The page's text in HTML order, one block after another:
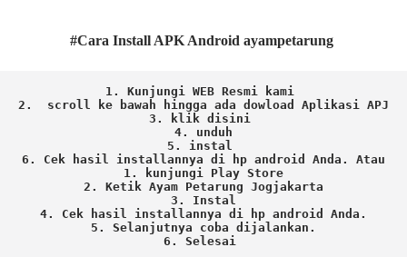
#Cara Install APK Android ayampetarung
1. Kunjungi WEB Resmi kami
2.  scroll ke bawah hingga ada dowload Aplikasi APJ
3. klik disini
4. unduh
5. instal
6. Cek hasil installannya di hp android Anda. Atau
1. kunjungi Play Store
2. Ketik Ayam Petarung Jogjakarta
3. Instal
4. Cek hasil installannya di hp android Anda.
5. Selanjutnya coba dijalankan.
6. Selesai